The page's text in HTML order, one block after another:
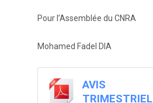
Pour l’Assemblée du CNRA
Mohamed Fadel DIA
AVIS
TRIMESTRIEL